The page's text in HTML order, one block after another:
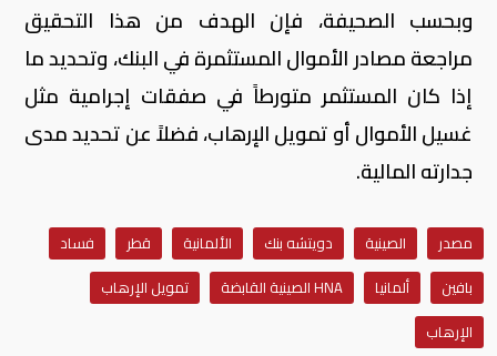
وبحسب الصحيفة، فإن الهدف من هذا التحقيق
مراجعة مصادر الأموال المستثمرة في البنك، وتحديد ما
إذا كان المستثمر متورطاً في صفقات إجرامية مثل
غسيل الأموال أو تمويل الإرهاب، فضلاً عن تحديد مدى
جدارته المالية.
مصدر الصينية دويتشه بنك الألمانية قطر
فساد
بافين
ألمانيا HNA الصينية القابضة
تمويل الإرهاب
الإرهاب